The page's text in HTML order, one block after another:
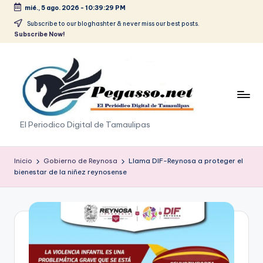
Saltar
mié., 5 ago. 2026 - 10:39:29 PM
Subscribe to our bloghashter & never miss our best posts.
Subscribe Now!
p
e
g
a
El Periodico Digital de Tamaulipas
Inicio Gobierno de Reynosa
Llama DIF-Reynosa a proteger el
bienestar de la niñez reynosense